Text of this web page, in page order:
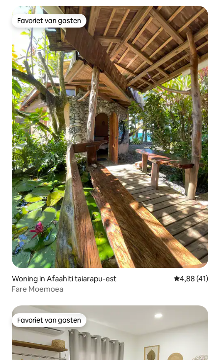
Favoriet van gasten
Favoriet van gasten
Woning in Afaahiti taiarapu-est Gemiddelde
4,88 (41)
Fare Moemoea
Favoriet van gasten
Favoriet van gasten